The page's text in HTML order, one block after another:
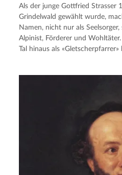
Als der junge Gottfried Strasser
Grindelwald gewählt wurde,
Namen, nicht nur als
Alpinist, Förderer und
Tal hinaus als